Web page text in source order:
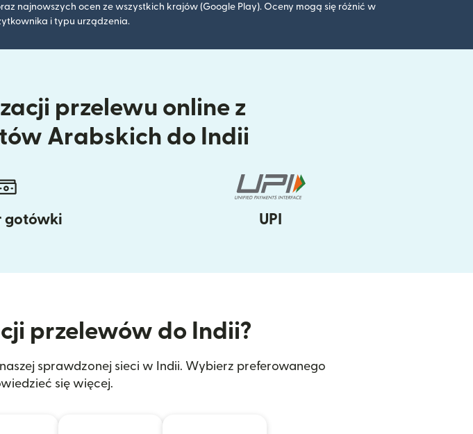
najnowszych ocen ze wszystkich krajów (Google Play). Oceny mogą się różnić w
i typu urządzenia.
przelewu online z
Arabskich do Indii
gotówki UPI
przelewów do Indii?
sprawdzonej sieci w Indii. Wybierz preferowanego
się więcej.